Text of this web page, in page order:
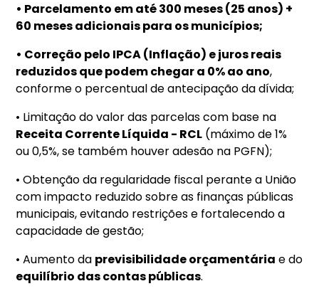
• Parcelamento em até 300 meses (25 anos) +
60 meses adicionais para os municípios;
• Correção pelo IPCA (Inflação) e juros reais
reduzidos que podem chegar a 0% ao ano,
conforme o percentual de antecipação da dívida;
• Limitação do valor das parcelas com base na
Receita Corrente Líquida - RCL (máximo de 1%
ou 0,5%, se também houver adesão na PGFN);
• Obtenção da regularidade fiscal perante a União
com impacto reduzido sobre as finanças públicas
municipais, evitando restrições e fortalecendo a
capacidade de gestão;
• Aumento da previsibilidade orçamentária e do
equilíbrio das contas públicas.